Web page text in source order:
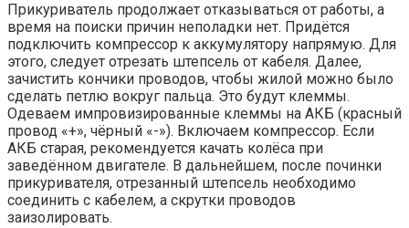
Прикуриватель продолжает отказываться от работы, а
время на поиски причин неполадки нет. Придётся
подключить компрессор к аккумулятору напрямую. Для
этого, следует отрезать штепсель от кабеля. Далее,
зачистить кончики проводов, чтобы жилой можно было
сделать петлю вокруг пальца. Это будут клеммы.
Одеваем импровизированные клеммы на АКБ (красный
провод «+», чёрный «-»). Включаем компрессор. Если
АКБ старая, рекомендуется качать колёса при
заведённом двигателе. В дальнейшем, после починки
прикуривателя, отрезанный штепсель необходимо
соединить с кабелем, а скрутки проводов
заизолировать.